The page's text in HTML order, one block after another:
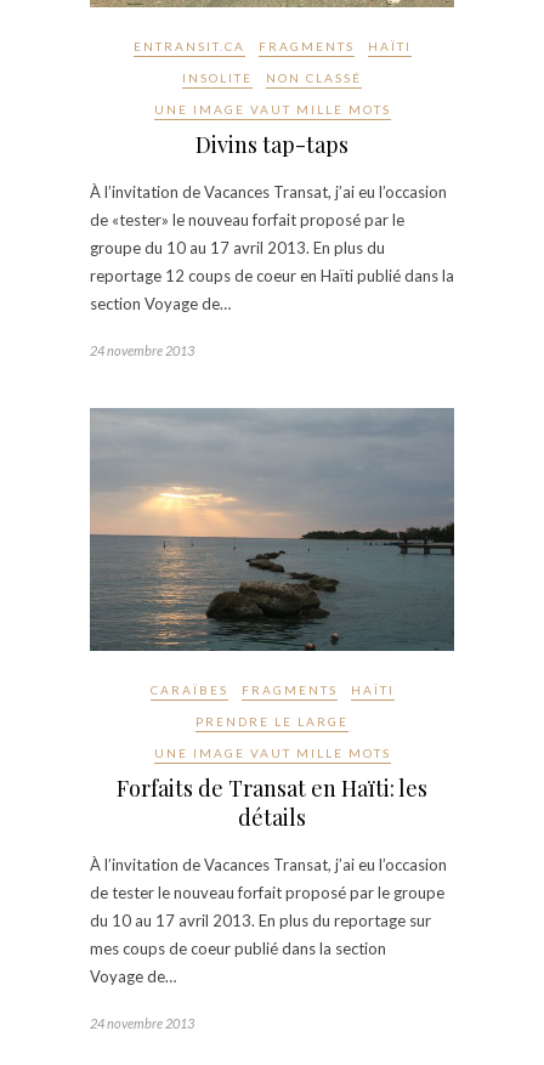
ENTRANSIT.CA FRAGMENTS HAÏTI
INSOLITE NON CLASSÉ
UNE IMAGE VAUT MILLE MOTS
Divins tap-taps
À l’invitation de Vacances Transat, j’ai eu l’occasion
de «tester» le nouveau forfait proposé par le
groupe du 10 au 17 avril 2013. En plus du
reportage 12 coups de coeur en Haïti publié dans la
section Voyage de…
24 novembre 2013
CARAÏBES FRAGMENTS HAÏTI
PRENDRE LE LARGE
UNE IMAGE VAUT MILLE MOTS
Forfaits de Transat en Haïti: les
détails
À l’invitation de Vacances Transat, j’ai eu l’occasion
de tester le nouveau forfait proposé par le groupe
du 10 au 17 avril 2013. En plus du reportage sur
mes coups de coeur publié dans la section
Voyage de…
24 novembre 2013